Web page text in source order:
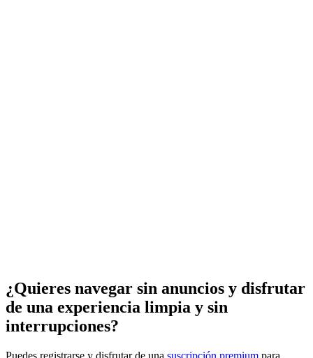
¿Quieres navegar sin anuncios y disfrutar
de una experiencia limpia y sin
interrupciones?